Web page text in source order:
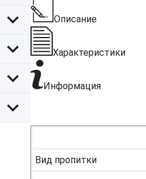
Описание
Характеристики
Информация
Вид пропитки